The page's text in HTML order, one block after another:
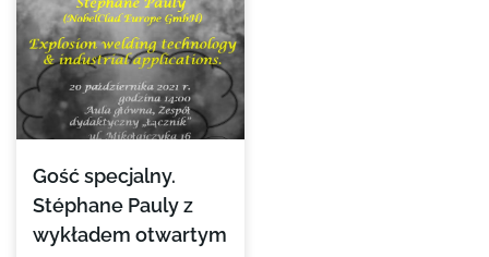
Gość specjalny.
Stéphane Pauly z
wykładem otwartym